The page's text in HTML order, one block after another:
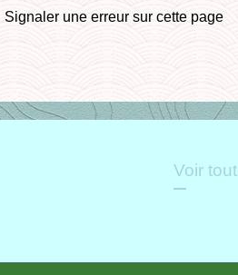
Signaler une erreur sur cette page
Voir tout